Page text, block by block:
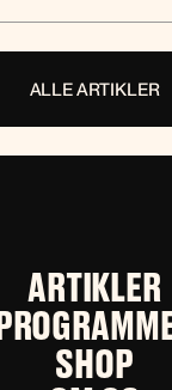
ALLE ARTIKLER
ARTIKLER
SHOP